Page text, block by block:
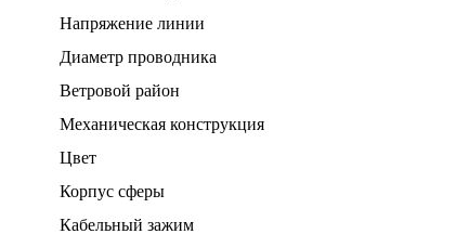
Напряжение линии
Диаметр проводника
Ветровой район
Механическая конструкция
Цвет
Корпус сферы
Кабельный зажим